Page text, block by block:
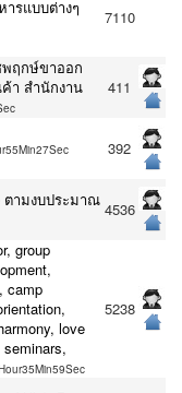
รแบบต่างๆ
7110
ฤกษ์ขาออก
า สำนักงาน
411
392
ตามงบประมาณ 4536
group
camp
love
5238